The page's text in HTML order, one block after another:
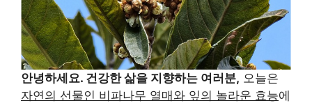
안녕하세요. 건강한 삶을 지향하는 여러분, 오늘은
자연의 선물인 비파나무 열매와 잎의 놀라운 효능에